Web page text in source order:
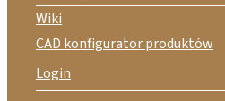
Wiki
CAD konfigurator produktów
Login